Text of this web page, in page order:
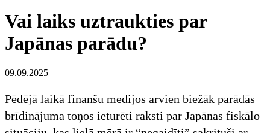
Vai laiks uztraukties par
Japānas parādu?
09.09.2025
Pēdējā laikā finanšu medijos arvien biežāk parādās
brīdinājuma toņos ieturēti raksti par Japānas fiskālo